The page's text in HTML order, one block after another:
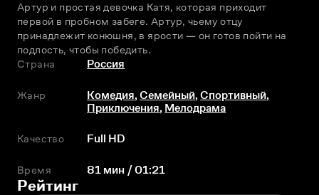
Артур и простая девочка Катя, которая приходит
первой в пробном забеге. Артур, чьему отцу
принадлежит конюшня, в ярости — он готов пойти на
подлость, чтобы победить.
Страна
Россия
Жанр Комедия,Семейный,Спортивный,
Приключения, Мелодрама
Качество Full HD
Время 81 мин / 01:21
Рейтинг